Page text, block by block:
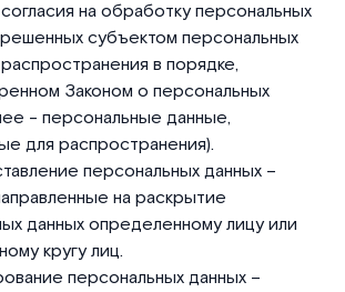
на обработку персональных
субъектом персональных
в порядке,
Законом о персональных
- персональные данные,
для распространения).
персональных данных –
на раскрытие
данных определенному лицу или
кругу лиц.
персональных данных –